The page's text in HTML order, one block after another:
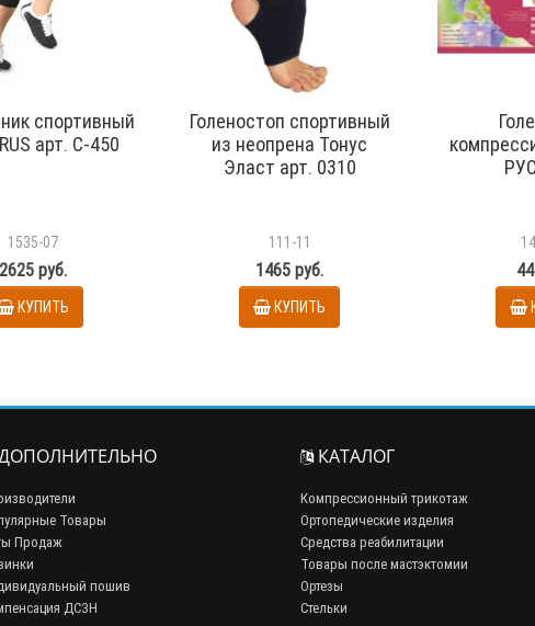
спортивный
арт. С-450
1535-07
2625 руб.
КУПИТЬ
Голеностоп спортивный
из неопрена Тонус
Эласт арт. 0310
111-11
1465 руб.
КУПИТЬ
Товары
Продаж
пошив
ДСЗН
КАТАЛОГ
Компрессионный трикотаж
Ортопедические изделия
Средства реабилитации
Товары после мастэктомии
Ортезы
Стельки